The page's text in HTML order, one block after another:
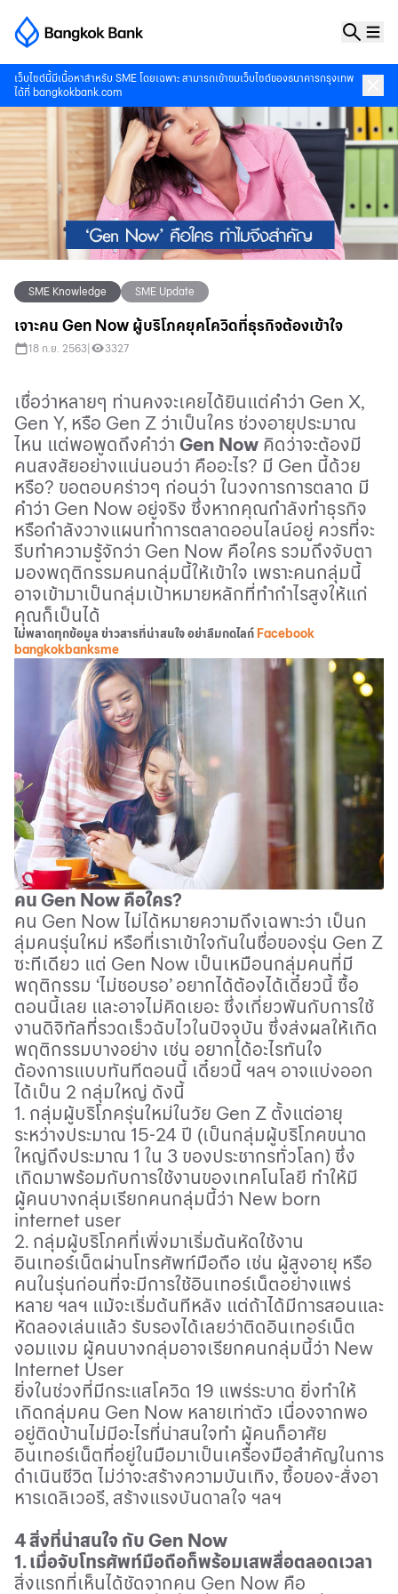
เว็บไซต์นี้มีเนื้อหาสำหรับ SME โดยเฉพาะ สามารถเข้าชมเว็บไซต์ของธนาคารกรุงเทพ
ได้ที่ bangkokbank.com
SME Knowledge SME Update
เจาะคน Gen Now ผู้บริโภคยุคโควิดที่ธุรกิจต้องเข้าใจ
18 ก.ย. 2563 3327
เชื่อว่าหลายๆ ท่านคงจะเคยได้ยินแต่คำว่า Gen X,
Gen Y, หรือ Gen Z ว่าเป็นใคร ช่วงอายุประมาณ
ไหน แต่พอพูดถึงคำว่า Gen Now คิดว่าจะต้องมี
คนสงสัยอย่างแน่นอนว่า คืออะไร? มี Gen นี้ด้วย
หรือ? ขอตอบคร่าวๆ ก่อนว่า ในวงการการตลาด มี
คำว่า Gen Now อยู่จริง ซึ่งหากคุณกำลังทำธุรกิจ
หรือกำลังวางแผนทำการตลาดออนไลน์อยู่ ควรที่จะ
รีบทำความรู้จักว่า Gen Now คือใคร รวมถึงจับตา
มองพฤติกรรมคนกลุ่มนี้ให้เข้าใจ เพราะคนกลุ่มนี้
อาจเข้ามาเป็นกลุ่มเป้าหมายหลักที่ทำกำไรสูงให้แก่
คุณก็เป็นได้
ไม่พลาดทุกข้อมูล ข่าวสารที่น่าสนใจ อย่าลืมกดไลก์ Facebook
bangkokbanksme
คน Gen Now คือใคร?
คน Gen Now ไม่ได้หมายความถึงเฉพาะว่า เป็นก
ลุ่มคนรุ่นใหม่ หรือที่เราเข้าใจกันในชื่อของรุ่น Gen Z
ซะทีเดียว แต่ Gen Now เป็นเหมือนกลุ่มคนที่มี
พฤติกรรม ‘ไม่ชอบรอ’อยากได้ต้องได้เดี๋ยวนี้ ซื้อ
ตอนนี้เลย และอาจไม่คิดเยอะ ซึ่งเกี่ยวพันกับการใช้
งานดิจิทัลที่รวดเร็วฉับไวในปัจจุบัน ซึ่งส่งผลให้เกิด
พฤติกรรมบางอย่าง เช่น อยากได้อะไรทันใจ
ต้องการแบบทันทีตอนนี้ เดี๋ยวนี้ ฯลฯ อาจแบ่งออก
ได้เป็น 2 กลุ่มใหญ่ ดังนี้
1. กลุ่มผู้บริโภครุ่นใหม่ในวัย Gen Z ตั้งแต่อายุ
ระหว่างประมาณ 15-24 ปี (เป็นกลุ่มผู้บริโภคขนาด
ใหญ่ถึงประมาณ 1 ใน 3 ของประชากรทั่วโลก) ซึ่ง
เกิดมาพร้อมกับการใช้งานของเทคโนโลยี ทำให้มี
ผู้คนบางกลุ่มเรียกคนกลุ่มนี้ว่า New born
internet user
2. กลุ่มผู้บริโภคที่เพิ่งมาเริ่มต้นหัดใช้งาน
อินเทอร์เน็ตผ่านโทรศัพท์มือถือ เช่น ผู้สูงอายุ หรือ
คนในรุ่นก่อนที่จะมีการใช้อินเทอร์เน็ตอย่างแพร่
หลาย ฯลฯ แม้จะเริ่มต้นทีหลัง แต่ถ้าได้มีการสอนและ
หัดลองเล่นแล้ว รับรองได้เลยว่าติดอินเทอร์เน็ต
งอมแงม ผู้คนบางกลุ่มอาจเรียกคนกลุ่มนี้ว่า New
Internet User
ยิ่งในช่วงที่มีกระแสโควิด 19 แพร่ระบาด ยิ่งทำให้
เกิดกลุ่มคน Gen Now หลายเท่าตัว เนื่องจากพอ
อยู่ติดบ้านไม่มีอะไรที่น่าสนใจทำ ผู้คนก็อาศัย
อินเทอร์เน็ตที่อยู่ในมือมาเป็นเครื่องมือสำคัญในการ
ดำเนินชีวิต ไม่ว่าจะสร้างความบันเทิง, ซื้อของ-สั่งอา
หารเดลิเวอรี, สร้างแรงบันดาลใจ ฯลฯ
4 สิ่งที่น่าสนใจ กับ Gen Now
1. เมื่อจับโทรศัพท์มือถือก็พร้อมเสพสื่อตลอดเวลา
สิ่งแรกที่เห็นได้ชัดจากคน Gen Now คือ